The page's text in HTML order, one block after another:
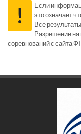
!
Если
это означает
Все
Разрешение на
соревнований с сайта